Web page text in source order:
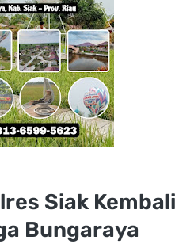
Siak Kembali
Bungaraya